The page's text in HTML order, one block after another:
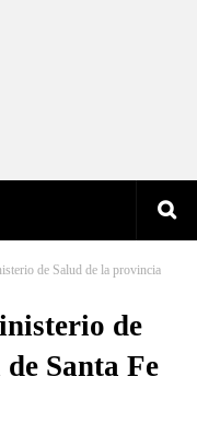
de Salud de la provincia
de
Santa Fe